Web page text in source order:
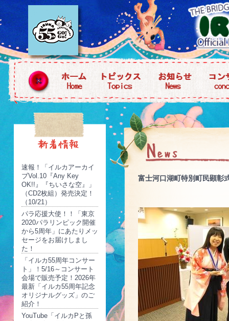
速報！「イルカアーカイ
ブVol.10『Any Key
OK!!』『ちいさな空』」
（CD2枚組）発売決定！
（10/21）
パラ応援大使！！「東京
2020パラリンピック開催
から5周年」にあたりメッ
セージをお届けしまし
た！
「イルカ55周年コンサー
ト」！5/16～コンサート
会場で販売予定！2026年
最新「イルカ55周年記念
オリジナルグッズ」のご
紹介！
YouTube「イルカPと孫
富士河口湖町特別町民顕彰